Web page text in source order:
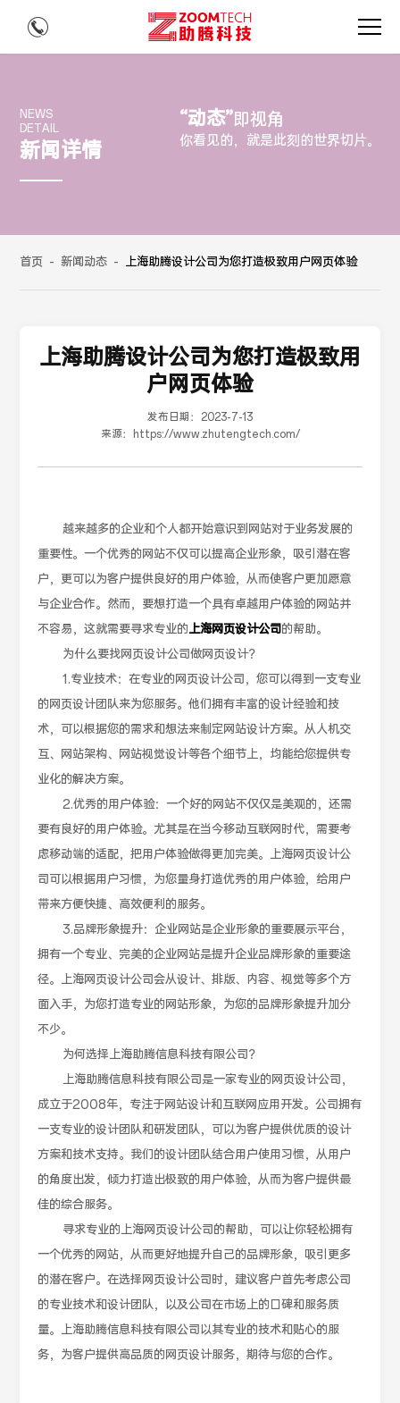
NEWS
DETAIL
新闻详情
“动态”即视角
你看见的，就是此刻的世界切片。
首页 - 新闻动态 - 上海助腾设计公司为您打造极致用户网页体验
上海助腾设计公司为您打造极致用
户网页体验
发布日期： 2023-7-13
来源：
https://www.zhutengtech.com/
越来越多的企业和个人都开始意识到网站对于业务发展的
重要性。一个优秀的网站不仅可以提高企业形象，吸引潜在客
户，更可以为客户提供良好的用户体验，从而使客户更加愿意
与企业合作。然而，要想打造一个具有卓越用户体验的网站并
不容易，这就需要寻求专业的上海网页设计公司的帮助。
为什么要找网页设计公司做网页设计？
1.专业技术：在专业的网页设计公司，您可以得到一支专业
的网页设计团队来为您服务。他们拥有丰富的设计经验和技
术，可以根据您的需求和想法来制定网站设计方案。从人机交
互、网站架构、网站视觉设计等各个细节上，均能给您提供专
业化的解决方案。
2.优秀的用户体验：一个好的网站不仅仅是美观的，还需
要有良好的用户体验。尤其是在当今移动互联网时代，需要考
虑移动端的适配，把用户体验做得更加完美。上海网页设计公
司可以根据用户习惯，为您量身打造优秀的用户体验，给用户
带来方便快捷、高效便利的服务。
3.品牌形象提升：企业网站是企业形象的重要展示平台，
拥有一个专业、完美的企业网站是提升企业品牌形象的重要途
径。上海网页设计公司会从设计、排版、内容、视觉等多个方
面入手，为您打造专业的网站形象，为您的品牌形象提升加分
不少。
为何选择上海助腾信息科技有限公司？
上海助腾信息科技有限公司是一家专业的网页设计公司，
成立于2008年，专注于网站设计和互联网应用开发。公司拥有
一支专业的设计团队和研发团队，可以为客户提供优质的设计
方案和技术支持。我们的设计团队结合用户使用习惯，从用户
的角度出发，倾力打造出极致的用户体验，从而为客户提供最
佳的综合服务。
寻求专业的上海网页设计公司的帮助，可以让你轻松拥有
一个优秀的网站，从而更好地提升自己的品牌形象，吸引更多
的潜在客户。在选择网页设计公司时，建议客户首先考虑公司
的专业技术和设计团队，以及公司在市场上的口碑和服务质
量。上海助腾信息科技有限公司以其专业的技术和贴心的服
务，为客户提供高品质的网页设计服务，期待与您的合作。